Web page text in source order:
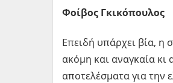
Φοίβος Γκικόπουλος
Επειδή υπάρχει βία, η
ακόμη και αναγκαία κι
αποτελέσματα για την